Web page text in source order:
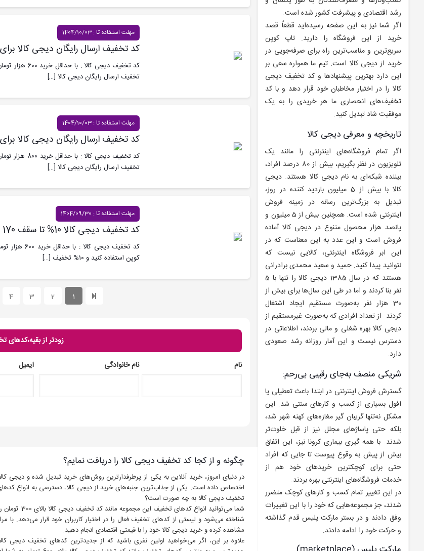
رشد اقتصادی و پیشرفت کشور شده است.
اگر شما نیز به این صفحه رسیده‌اید قطعاً قصد
خرید از این فروشگاه را دارید. تاپ کوپن
سریع‌ترین و مناسب‌ترین راه برای صرفه‌جویی در
خرید از دیجی کالا است. تیم ما همواره سعی بر
این دارد بهترین پیشنهادها و کد تخفیف دیجی
کالا را در اختیار مخاطبان خود قرار دهد و با کد
تخفیف‌های انحصاری ما هر خریدی را به یک
موفقیت شاد تبدیل کنید.
تاریخچه و معرفی دیجی کالا
اگر تمام فروشگاه‌های اینترنتی را مانند یک
تلویزیون در نظر بگیریم، بیش از 80 درصد افراد،
بیننده شبکه‌ای به نام دیجی کالا هستند. دیجی
کالا با بیش از 5 میلیون بازدید کننده در روز،
تبدیل به بزرگ‌ترین رسانه در زمینه فروش
اینترنتی شده است. همچنین بیش از 5 میلیون و
پانصد هزار محصول متنوع در دیجی کالا آماده
فروش است و این عدد به این معناست که در
این ابر فروشگاه اینترنتی، کالایی نیست که
نتوانید پیدا کنید. حمید و سعید محمدی برادرانی
هستند که در سال 1385 دیجی کالا را تنها با 5
نفر بنا کردند و اما در طی این سال‌ها برای بیش از
30 هزار نفر به‌صورت مستقیم ایجاد اشتغال
کردند. از تعداد افرادی که به‌صورت غیرمستقیم از
دیجی کالا بهره شغلی و مالی بردند، اطلاعاتی در
دسترس نیست و این آمار روزانه رشد صعودی
دارد.
شریکی منصف به‌جای رقیبی بی‌رحم:
گسترش فروش اینترنتی در ابتدا باعث تعطیلی یا
افول بسیاری از کسب و کارهای سنتی شد. این
مشکل نه‌تنها گریبان گیر مغازه‌های کهنه شهر شد،
بلکه حتی پاساژهای مجلل نیز از قبل خلوت‌تر
شدند. با همه گیری بیماری کرونا نیز، این اتفاق
بیش از پیش به وقوع پیوست تا جایی که افراد
حتی برای کوچکترین خریدهای خود هم از
خدمات فروشگاه‌های اینترنتی بهره بردند.
در این تغییر تمام کسب و کارهای کوچک متضرر
شدند، جز مجموعه‌هایی که خود را با این تغییرات
وفق دادند و در بستر مارکت پلیس قدم گذاشته
و حرکت خود را ادامه دادند.
مهلت استفاده تا : 1404/10/03
کد تخفیف ارسال رایگان دیجی کالا برای خرید
تخفیف ارسال رایگان دیجی کالا […]
مهلت استفاده تا : 1404/10/03
کد تخفیف ارسال رایگان دیجی کالا برای خرید
تخفیف ارسال رایگان دیجی کالا […]
مهلت استفاده تا : 1404/09/30
کد تخفیف دیجی کالا 10% تا سقف 170 هزار تومان برای 30 آذر
کوپن استفاده کنید و 10% تخفیف
[…]
1
2
3
4
زودتر از بقیه،کدهای
نام نام خانوادگی ایمیل
چگونه و از کجا کد تخفیف دیجی کالا را دریافت نمایم؟
در دنیای امروز، خرید آنلاین به یکی از پرطرفدارترین روش‌های خرید تبدیل شده و دیجی
اختصاص داده است. یکی از جذاب‌ترین جنبه‌های خرید از دیجی کالا، دسترسی به انواع
تخفیف دیجی کالا به چه صورت است؟
شما
شناخته می‌شود و لیستی از کدهای تخفیف فعال را در اختیار کاربران خود قرار می‌دهد. با
مشاهده کرده و خرید دیجی کالا خود را با قیمتی اقتصادی انجام دهید.
علاوه بر این، اگر می‌خواهید اولین نفری باشید که از جدیدترین کدهای تخفیف دیجی